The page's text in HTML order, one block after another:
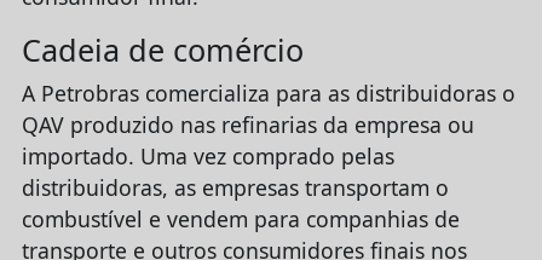
Cadeia de comércio
A Petrobras comercializa para as distribuidoras o
QAV produzido nas refinarias da empresa ou
importado. Uma vez comprado pelas
distribuidoras, as empresas transportam o
combustível e vendem para companhias de
transporte e outros consumidores finais nos